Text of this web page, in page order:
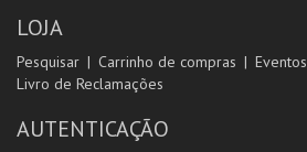
LOJA
Pesquisar Carrinho de compras Eventos
Livro de Reclamações
AUTENTICAÇÃO